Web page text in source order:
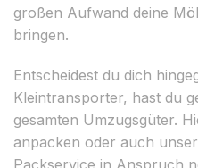
großen Aufwand deine
bringen.
Entscheidest du dich
Kleintransporter, hast du
gesamten Umzugsgüter.
anpacken oder auch
Packservice in Anspruch